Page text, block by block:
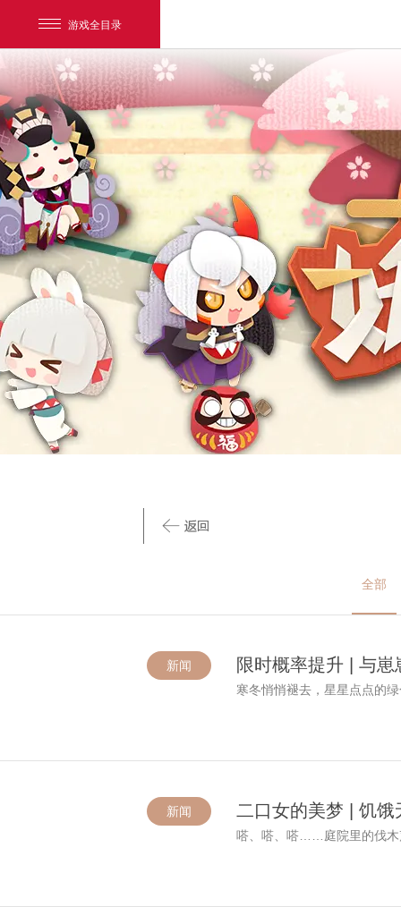
游戏全目录
网易游戏
游戏爱好者
我的足迹： 阴阳师：妖怪屋
全部
新闻 限时概率提升 | 与
寒冬悄悄褪去，星星点点的
新闻 二口女的美梦 | 饥饿
嗒、嗒、嗒……庭院里的伐木